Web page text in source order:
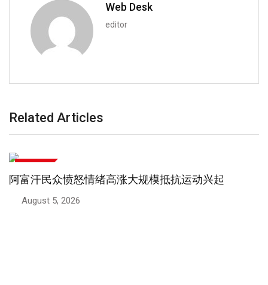
Web Desk
editor
Related Articles
阿富汗民众愤怒情绪高涨大规模抵抗运动兴起
August 5, 2026